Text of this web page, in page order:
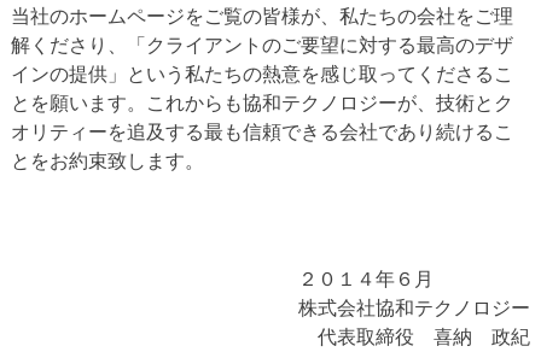
当社のホームページをご覧の皆様が、私たちの会社をご理
解くださり、「クライアントのご要望に対する最高のデザ
インの提供」という私たちの熱意を感じ取ってくださるこ
とを願います。これからも協和テクノロジーが、技術とク
オリティーを追及する最も信頼できる会社であり続けるこ
とをお約束致します。
２０１４年６月
株式会社協和テクノロジー
代表取締役 喜納 政紀